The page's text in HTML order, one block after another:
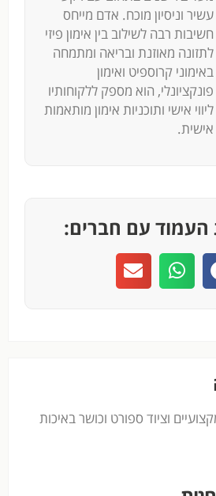
עשיר וניסיון מוכח. אדם מייחס
חשיבות רבה לשילוב בין אימון פיזי
לתזונה מאוזנת ובריאה ומתמחה
באימוני קרוספיט ואימון
פונקציונלי, הוא מספק ללקוחותיו
ליווי אישי ותוכניות אימון מותאמות
אישית.
עם חברים:
וציוד ספורט וכושר באיכות